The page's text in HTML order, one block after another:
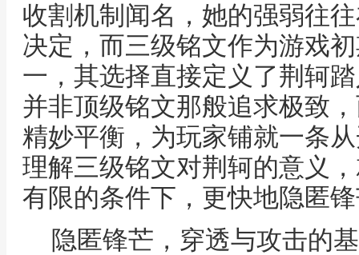
收割机制闻名，她的强弱往
决定，而三级铭文作为游戏
一，其选择直接定义了荆轲
并非顶级铭文那般追求极致
精妙平衡，为玩家铺就一条
理解三级铭文对荆轲的意义
有限的条件下，更快地隐匿
隐匿锋芒，穿透与攻击的